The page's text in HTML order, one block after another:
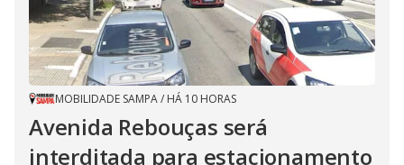
MOBILIDADE SAMPA/ HÁ 10 HORAS
Avenida Rebouças será
interditada para estacionamento